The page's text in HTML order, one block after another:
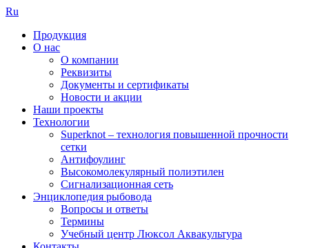
Ru
Продукция
О нас
О компании
Реквизиты
Документы и сертификаты
Новости и акции
Наши проекты
Технологии
Superknot – технология повышенной прочности
сетки
Антифоулинг
Высокомолекулярный полиэтилен
Сигнализационная сеть
Энциклопедия рыбовода
Вопросы и ответы
Термины
Учебный центр Люксол Аквакультура